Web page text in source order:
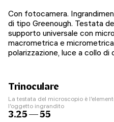
Con fotocamera.
di tipo Greenough. Testata
supporto universale con
macrometrica e
polarizzazione, luce a collo di
Trinoculare
La testata del microscopio è
l’oggetto ingrandito
3.25 — 55